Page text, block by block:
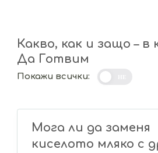
Какво, как и защо – в
Да Готвим
Покажи всички:
Мога ли да заменя
киселото мляко с